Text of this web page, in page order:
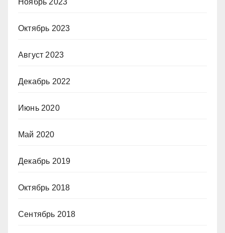
Октябрь 2023
Август 2023
Декабрь 2022
Июнь 2020
Май 2020
Декабрь 2019
Октябрь 2018
Сентябрь 2018